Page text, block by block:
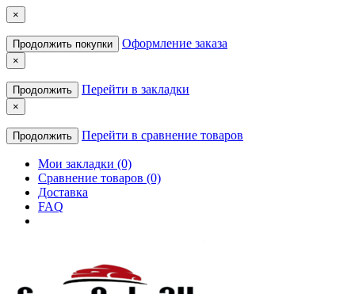
×
Продолжить покупки Оформление заказа
×
Продолжить Перейти в закладки
×
Продолжить Перейти в сравнение товаров
Мои закладки (0)
Сравнение товаров (0)
Доставка
FAQ